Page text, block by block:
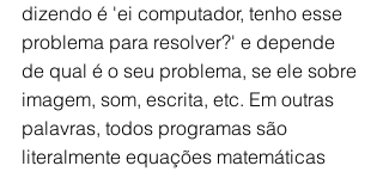
dizendo é 'ei computador, tenho esse
problema para resolver?' e depende
de qual é o seu problema, se ele sobre
imagem, som, escrita, etc. Em outras
palavras, todos programas são
literalmente equações matemáticas